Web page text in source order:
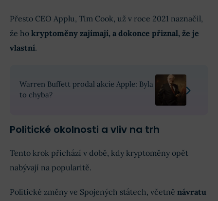
Přesto CEO Applu, Tim Cook, už v roce 2021 naznačil,
že ho kryptoměny zajímají, a dokonce přiznal, že je
vlastní.
Warren Buffett prodal akcie Apple: Byla
to chyba?
Politické okolnosti a vliv na trh
Tento krok přichází v době, kdy kryptoměny opět
nabývají na popularitě.
Politické změny ve Spojených státech, včetně návratu